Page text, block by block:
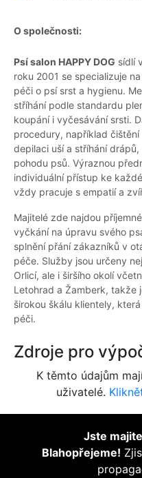
O společnosti:
Psí salon HAPPY DOG sídlí
roku 2001 se specializuje
péči o psí srst a hygienu.
stříhání podle standardu
koupání i vyčesávání srsti.
procedury, například
depilaci uší a stříhání
pohodu psů. Výraznou
individuální přístup ke
vždy pracuje s empatií a
Majitelé zde najdou
vyčkání na úpravu svého
splnění přání zákazníků v
péče. Služby jsou určeny
Orlicí, ale i širšího okolí
Letohrad a Žamberk, takže
širokou škálu klientely,
péči.
Zdroje pro
K těmto údajům
uživatelé.
Jste
Blahopřejeme!